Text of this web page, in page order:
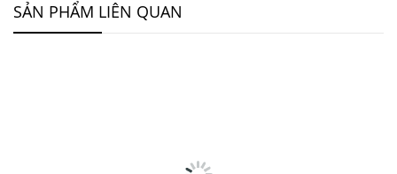
SẢN PHẨM LIÊN QUAN